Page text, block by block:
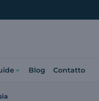
Blog Contatto